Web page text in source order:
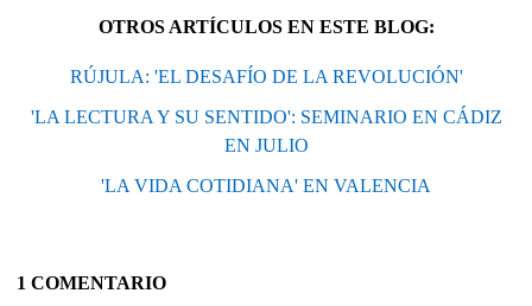
OTROS ARTÍCULOS EN ESTE BLOG:
RÚJULA: 'EL DESAFÍO DE LA REVOLUCIÓN'
'LA LECTURA Y SU SENTIDO': SEMINARIO EN CÁDIZ
EN JULIO
'LA VIDA COTIDIANA' EN VALENCIA
1 COMENTARIO